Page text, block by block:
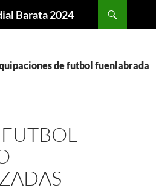
Barata 2024
de futbol fuenlabrada